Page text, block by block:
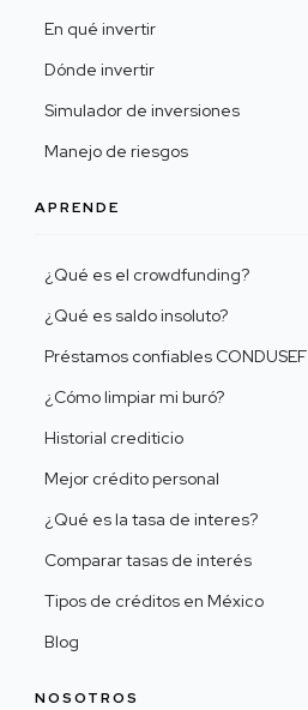
En qué invertir
Dónde invertir
Simulador de inversiones
Manejo de riesgos
APRENDE
¿Qué es el crowdfunding?
¿Qué es saldo insoluto?
Préstamos confiables CONDUSEF
¿Cómo limpiar mi buró?
Historial crediticio
Mejor crédito personal
¿Qué es la tasa de interes?
Comparar tasas de interés
Tipos de créditos en México
Blog
NOSOTROS